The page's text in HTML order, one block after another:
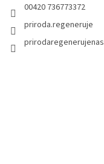
00420 736773372
priroda.regeneruje
prirodaregenerujenas